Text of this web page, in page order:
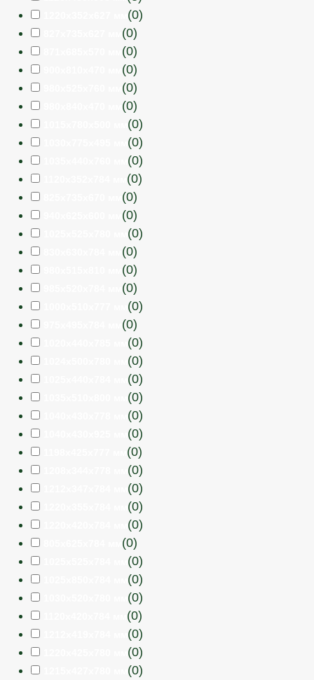
(0)
(0)
(0)
(0)
(0)
(0)
(0)
(0)
(0)
(0)
(0)
(0)
(0)
(0)
(0)
(0)
(0)
(0)
(0)
(0)
(0)
(0)
(0)
(0)
(0)
(0)
(0)
(0)
(0)
(0)
(0)
(0)
(0)
(0)
(0)
(0)
(0)